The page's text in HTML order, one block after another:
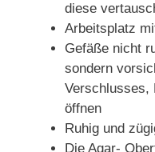
diese
Arbeitsplatz
Gefäße nicht
sondern
Verschlusses,
öffnen
Ruhig und
Die Agar-